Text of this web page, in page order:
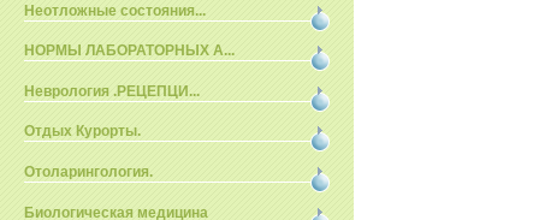
Неотложные состояния...
НОРМЫ ЛАБОРАТОРНЫХ А...
Неврология .РЕЦЕПЦИ...
Отдых Курорты.
Отоларингология.
Биологическая медицина